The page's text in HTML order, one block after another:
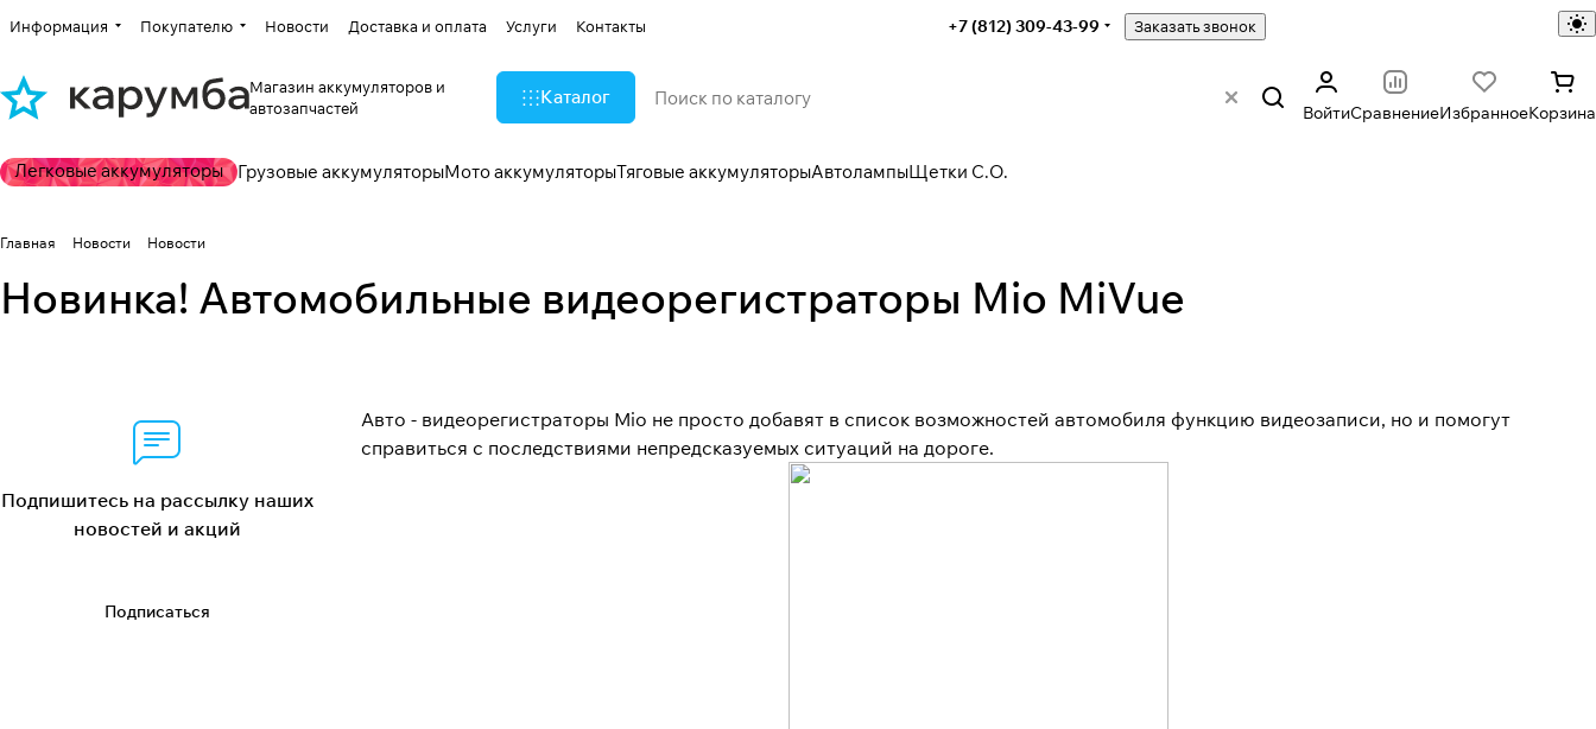
Информация Покупателю Новости Доставка и оплата Услуги Контакты +7 (812) 309-43-99 Заказать звонок
Магазин аккумуляторов и
автозапчастей
Каталог
ВойтиСравнениеИзбранноеКорзина
Легковые аккумуляторы Грузовые аккумуляторыМото аккумуляторыТяговые аккумуляторыАвтолампыЩетки С.О.
Главная Новости Новости
Новинка! Автомобильные видеорегистраторы Mio MiVue
Авто - видеорегистраторы Mio не просто добавят в список возможностей автомобиля функцию видеозаписи, но и помогут
справиться с последствиями непредсказуемых ситуаций на дороге.
Подпишитесь на рассылку наших
новостей и акций
Подписаться